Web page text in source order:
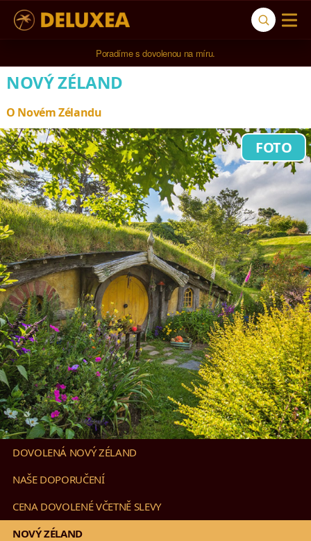
5* cestovní kancelář na luxusní dovolenou od 100.000 Kč.
NOVÝ ZÉLAND
O Novém Zélandu
FOTO
DOVOLENÁ NOVÝ ZÉLAND
NAŠE DOPORUČENÍ
CENA DOVOLENÉ VČETNĚ SLEVY
NOVÝ ZÉLAND